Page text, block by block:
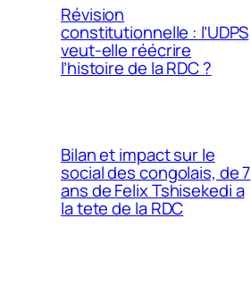
Révision
constitutionnelle : l’UDPS
veut-elle réécrire
l’histoire de la RDC ?
Bilan et impact sur le
social des congolais, de 7
ans de Felix Tshisekedi a
la tete de la RDC